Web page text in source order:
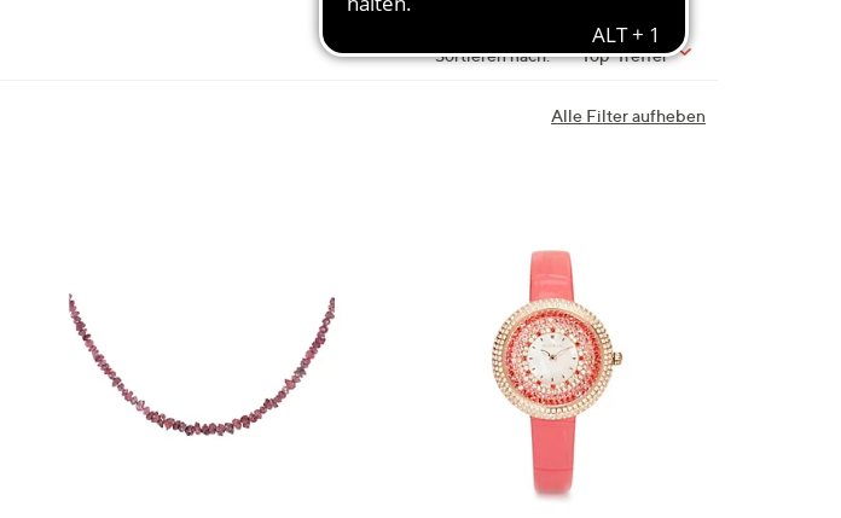
Sortieren nach: Top-Treffer
Alle Filter aufheben